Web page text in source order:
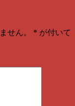
せん。 * が付いて